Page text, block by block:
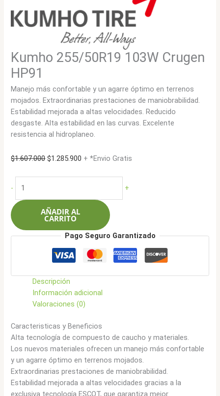
Kumho 255/50R19 103W Crugen
HP91
Manejo más confortable y un agarre óptimo en terrenos
mojados. Extraordinarias prestaciones de maniobrabilidad.
Estabilidad mejorada a altas velocidades. Reducido
desgaste. Alta estabilidad en las curvas. Excelente
resistencia al hidroplaneo.
$1.607.000El
$1.285.900 El
$1.285.900.
+ *Envio Gratis
-
255/50R19
103W
HP91
cantidad
+
AÑADIR AL
CARRITO
Pago Seguro Garantizado
Descripción
Información adicional
Valoraciones (0)
Caracteristicas y Beneficios
Alta tecnología de compuesto de caucho y materiales.
Los nuevos materiales ofrecen un manejo más confortable
y un agarre óptimo en terrenos mojados.
Extraordinarias prestaciones de maniobrabilidad.
Estabilidad mejorada a altas velocidades gracias a la
exclusiva tecnología ESCOT, que garantiza mejor